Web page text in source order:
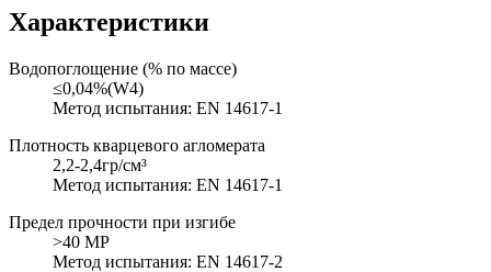
Характеристики
Водопоглощение (% по массе)
≤0,04%(W4)
Метод испытания: EN 14617-1
Плотность кварцевого агломерата
2,2-2,4гр/см³
Метод испытания: EN 14617-1
Предел прочности при изгибе
>40 MP
Метод испытания: EN 14617-2